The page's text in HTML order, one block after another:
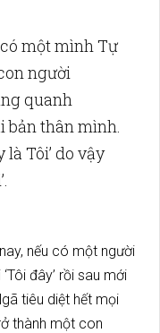
một mình Tự
người
quanh
bản thân mình.
Tôi’ do vậy
nếu có một người
đây’ rồi sau mới
tiêu diệt hết mọi
thành một con